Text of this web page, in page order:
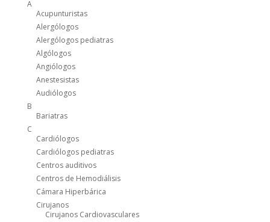
A
Acupunturistas
Alergólogos
Alergólogos pediatras
Algólogos
Angiólogos
Anestesistas
Audiólogos
B
Bariatras
C
Cardiólogos
Cardiólogos pediatras
Centros auditivos
Centros de Hemodiálisis
Cámara Hiperbárica
Cirujanos
Cirujanos Cardiovasculares